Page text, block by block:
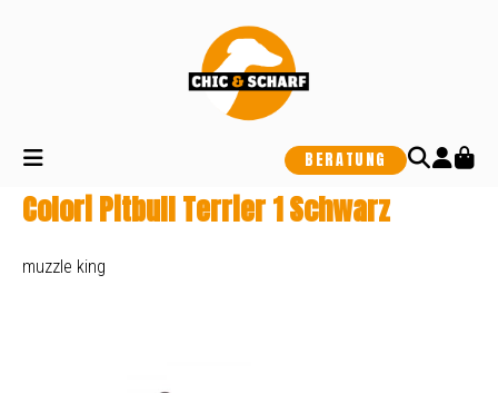
BERATUNG
Colori Pitbull Terrier 1 Schwarz
muzzle king